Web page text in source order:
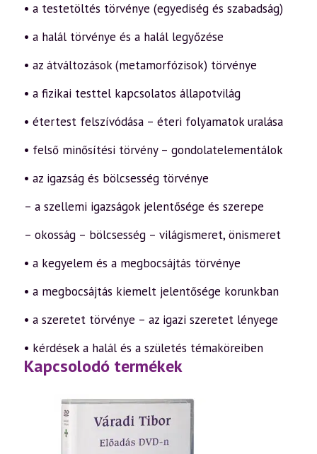
• a testetöltés törvénye (egyediség és szabadság)
• a halál törvénye és a halál legyőzése
• az átváltozások (metamorfózisok) törvénye
• a fizikai testtel kapcsolatos állapotvilág
• étertest felszívódása – éteri folyamatok uralása
• felső minősítési törvény – gondolatelementálok
• az igazság és bölcsesség törvénye
– a szellemi igazságok jelentősége és szerepe
– okosság – bölcsesség – világismeret, önismeret
• a kegyelem és a megbocsájtás törvénye
• a megbocsájtás kiemelt jelentősége korunkban
• a szeretet törvénye – az igazi szeretet lényege
• kérdések a halál és a születés témaköreiben
Kapcsolodó termékek